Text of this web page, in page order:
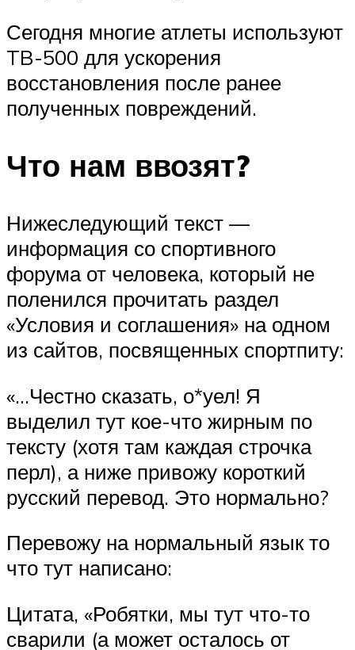
Сегодня многие атлеты используют
TB-500 для ускорения
восстановления после ранее
полученных повреждений.
Что нам ввозят?
Нижеследующий текст —
информация со спортивного
форума от человека, который не
поленился прочитать раздел
«Условия и соглашения» на одном
из сайтов, посвященных спортпиту:
«…Честно сказать, о*уел! Я
выделил тут кое-что жирным по
тексту (хотя там каждая строчка
перл), а ниже привожу короткий
русский перевод. Это нормально?
Перевожу на нормальный язык то
что тут написано:
Цитата, «Робятки, мы тут что-то
сварили (а может осталось от